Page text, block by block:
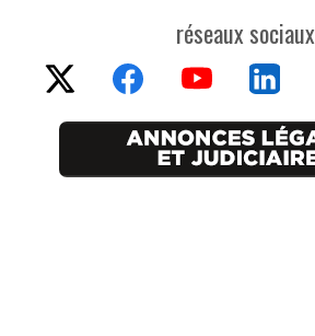
réseaux sociaux